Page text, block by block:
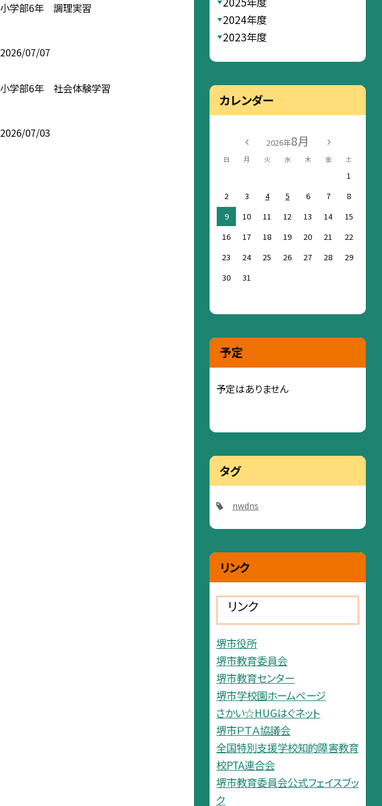
小学部6年 調理実習
2026/07/07
小学部6年 社会体験学習
2026/07/03
2024年度
2023年度
カレンダー
2026年8月
日 月 火 水 木 金 土
1
2
3 4 5 6 7
8
9
10 11 12 13 14
15
16
17 18 19 20 21
22
23
24 25 26 27 28
29
30
31
予定
予定はありません
タグ
nwdns
リンク
リンク
堺市役所
堺市教育委員会
堺市教育センター
堺市学校園ホームページ
さかい☆HUGはぐネット
堺市ＰＴＡ協議会
全国特別支援学校知的障害教育
校PTA連合会
堺市教育委員会公式フェイスブッ
ク